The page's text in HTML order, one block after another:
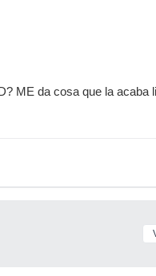
ME da cosa que la acaba